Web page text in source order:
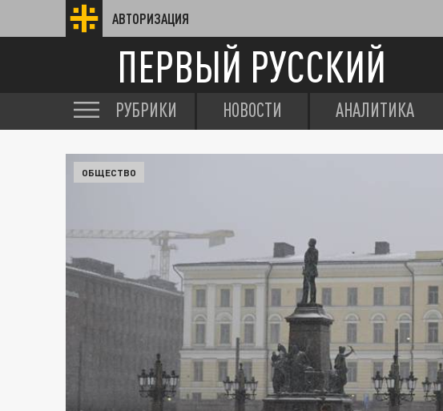
АВТОРИЗАЦИЯ
ПЕРВЫЙ РУССКИЙ
РУБРИКИ НОВОСТИ АНАЛИТИКА
ОБЩЕСТВО